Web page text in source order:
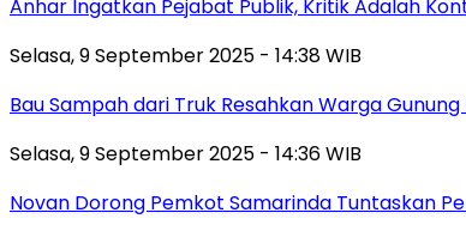
Anhar Ingatkan Pejabat Publik, Kritik Adalah
Selasa, 9 September 2025 - 14:38 WIB
Bau Sampah dari Truk Resahkan Warga
Selasa, 9 September 2025 - 14:36 WIB
Novan Dorong Pemkot Samarinda Tuntaskan